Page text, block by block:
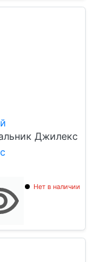
Джилекс
Нет в наличии